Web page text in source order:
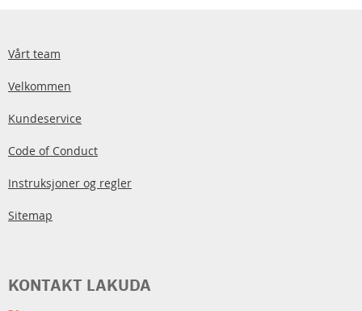
Vårt team
Velkommen
Kundeservice
Code of Conduct
Instruksjoner og regler
Sitemap
KONTAKT LAKUDA